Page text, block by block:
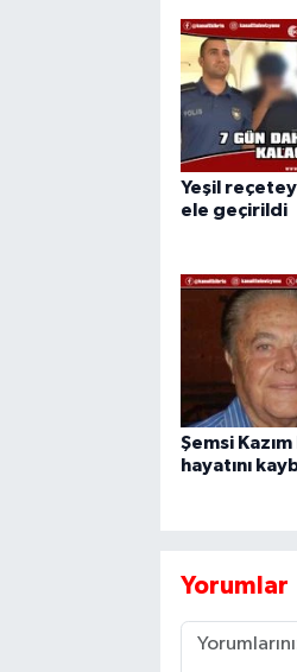
Yeşil
ele geçirildi
Şemsi
hayatını
Yorumlar